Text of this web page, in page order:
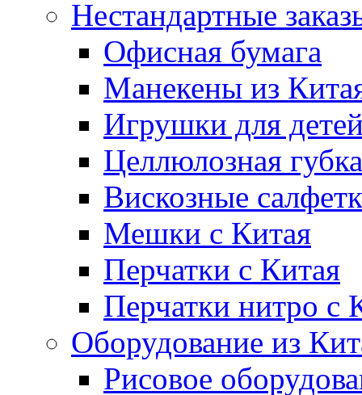
Нестандартные
Офисная бумага
Манекены из
Игрушки для
Целлюлозная губка
Вискозные
Мешки с Китая
Перчатки с Китая
Перчатки нитро с
Оборудование из
Рисовое